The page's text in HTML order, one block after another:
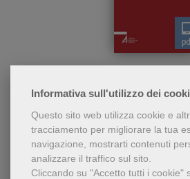
Informativa sull'utilizzo dei
Questo sito web utilizza cookie e
tracciamento per migliorare la tua
navigazione, mostrarti contenuti
analizzare il traffico sul sito.
Cliccando su "Accetto tutti i cookie"
per dare speranza al
vivere oggi? Un'analisi
portata di tutti
9,49 €